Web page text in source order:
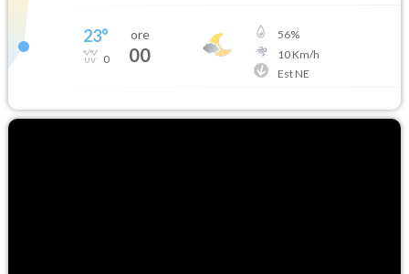
23°
0
ore
00
56%
10Km/h
Est NE